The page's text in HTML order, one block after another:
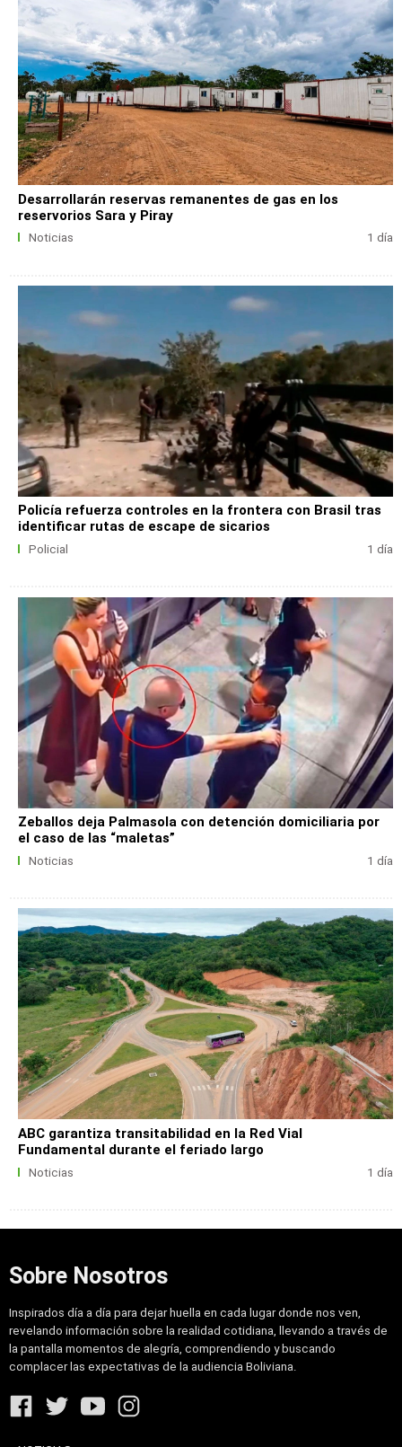
Desarrollarán reservas remanentes de gas en los
reservorios Sara y Piray
Noticias 1 día
Policía refuerza controles en la frontera con Brasil tras
identificar rutas de escape de sicarios
Policial 1 día
Zeballos deja Palmasola con detención domiciliaria por
el caso de las “maletas”
Noticias 1 día
ABC garantiza transitabilidad en la Red Vial
Fundamental durante el feriado largo
Noticias 1 día
Sobre Nosotros
Inspirados día a día para dejar huella en cada lugar donde nos ven,
revelando información sobre la realidad cotidiana, llevando a través de
la pantalla momentos de alegría, comprendiendo y buscando
complacer las expectativas de la audiencia Boliviana.